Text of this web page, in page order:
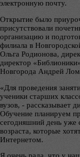
электронную почту.
Открытие было
присутствовали
организацию и
филиала в
Ольга Родионова,
директор
Новгорода Андрей
«Для проведения
ученики старших
вузов, - рассказывает
Обучение планируем
сегодняшний день уже
возраста, которые
Интернетом.